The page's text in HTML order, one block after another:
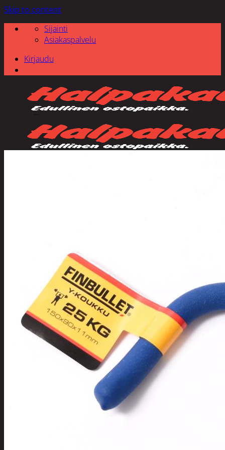
Skip to content
Sijainti
Asiakaspalvelu
Kirjaudu
Eläimet ja
tontut
Kyntteliköt
Valoketjut ja
kuusenvalot
Joulukoristeet
Kranssit ja
asetelmat